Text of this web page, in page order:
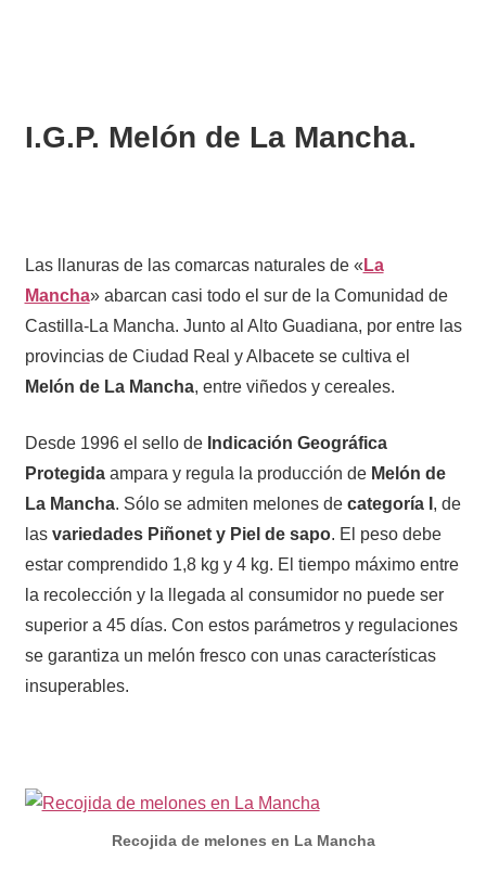
I.G.P. Melón de La Mancha.
Las llanuras de las comarcas naturales de « La
Mancha» abarcan casi todo el sur de la Comunidad de
Castilla-La Mancha. Junto al Alto Guadiana, por entre las
provincias de Ciudad Real y Albacete se cultiva el
Melón de La Mancha, entre viñedos y cereales.
Desde 1996 el sello de Indicación Geográfica
Protegidaampara y regula la producción de Melón de
La Mancha. Sólo se admiten melones de categoría I , de
las variedades Piñonet y Piel de sapo. El peso debe
estar comprendido 1,8 kg y 4 kg. El tiempo máximo entre
la recolección y la llegada al consumidor no puede ser
superior a 45 días. Con estos parámetros y regulaciones
se garantiza un melón fresco con unas características
insuperables.
Recojida de melones en La Mancha